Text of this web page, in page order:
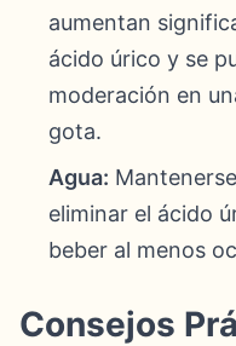
aumentan
ácido úrico y se
moderación en
gota.
Agua:
eliminar el ácido
beber al menos
Consejos